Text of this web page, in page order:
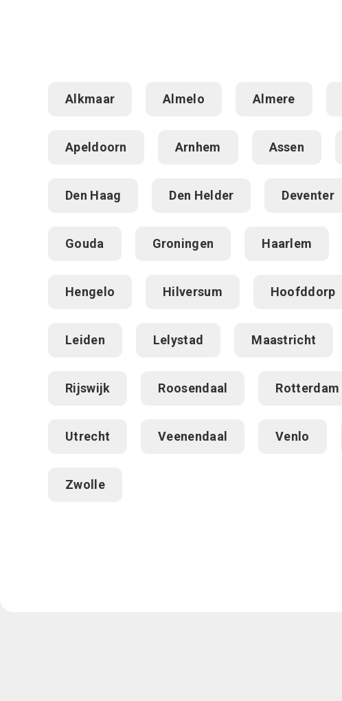
Alkmaar Almelo Almere
Apeldoorn Arnhem Assen
Den Haag Den Helder Deventer
Gouda Groningen Haarlem
Hengelo Hilversum Hoofddorp
Leiden Lelystad Maastricht
Rijswijk Roosendaal Rotterdam
Utrecht Veenendaal Venlo
Zwolle